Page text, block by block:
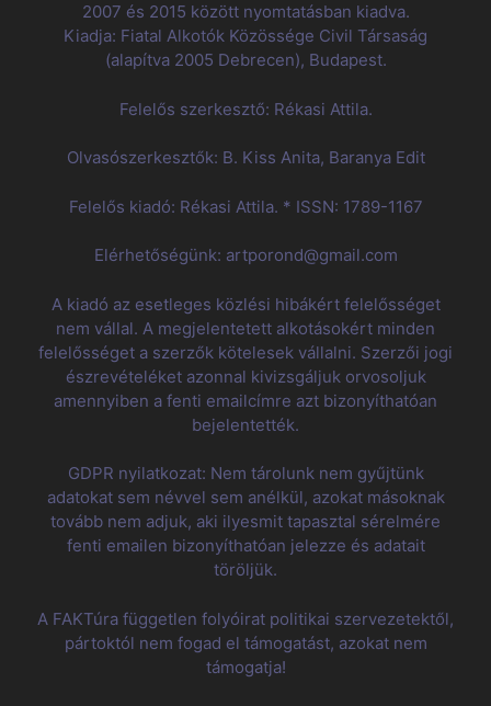
2007 és 2015 között nyomtatásban kiadva.
Kiadja: Fiatal Alkotók Közössége Civil Társaság
(alapítva 2005 Debrecen), Budapest.
Felelős szerkesztő: Rékasi Attila.
Olvasószerkesztők: B. Kiss Anita, Baranya Edit
Felelős kiadó: Rékasi Attila. * ISSN: 1789-1167
Elérhetőségünk: artporond@gmail.com
A kiadó az esetleges közlési hibákért felelősséget
nem vállal. A megjelentetett alkotásokért minden
felelősséget a szerzők kötelesek vállalni. Szerzői jogi
észrevételéket azonnal kivizsgáljuk orvosoljuk
amennyiben a fenti emailcímre azt bizonyíthatóan
bejelentették.
GDPR nyilatkozat: Nem tárolunk nem gyűjtünk
adatokat sem névvel sem anélkül, azokat másoknak
tovább nem adjuk, aki ilyesmit tapasztal sérelmére
fenti emailen bizonyíthatóan jelezze és adatait
töröljük.
A FAKTúra független folyóirat politikai szervezetektől,
pártoktól nem fogad el támogatást, azokat nem
támogatja!